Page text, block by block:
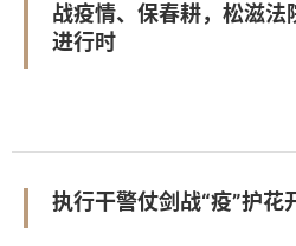
战疫情、保春耕，松滋法
进行时
执行干警仗剑战“疫”护花